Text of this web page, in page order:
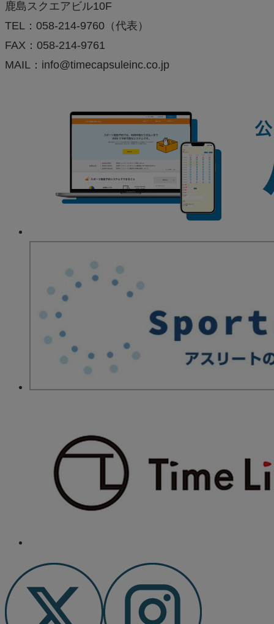
鹿島スクエアビル10F
TEL：058-214-9760（代表）
FAX：058-214-9761
MAIL：info@timecapsuleinc.co.jp